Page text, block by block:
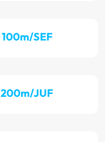
100m/SEF
200m/JUF